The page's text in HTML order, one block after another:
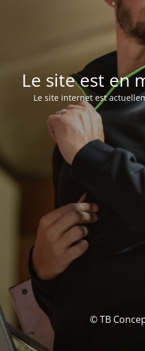
Le site est en
Le site internet est
© TB